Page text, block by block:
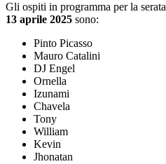
Gli ospiti in programma per la serata
13 aprile 2025 sono:
Pinto Picasso
Mauro Catalini
DJ Engel
Ornella
Izunami
Chavela
Tony
William
Kevin
Jhonatan